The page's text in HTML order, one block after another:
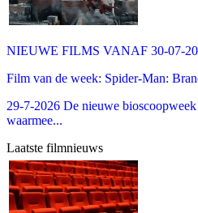
NIEUWE FILMS VANAF 30-07-
Film van de week: Spider-Man:
29-7-2026 De nieuwe
waarmee...
Laatste filmnieuws